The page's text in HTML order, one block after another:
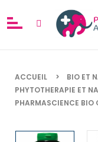
ACCUEIL
BIO ET
PHYTOTHERAPIE ET
PHARMASCIENCE BIO